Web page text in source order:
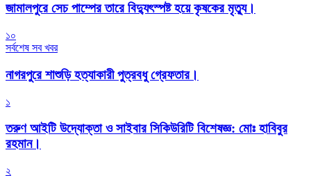
জামালপুরে সেচ পাম্পের তারে বিদ্যুৎস্পষ্ট হয়ে কৃষকের মৃত্যু।
১০
সর্বশেষ সব খবর
নাগরপুরে শাশুড়ি হত্যাকারী পুত্রবধু গ্রেফতার।
১
তরুণ আইটি উদ্যোক্তা ও সাইবার সিকিউরিটি বিশেষজ্ঞ: মোঃ হাবিবুর
রহমান।
২